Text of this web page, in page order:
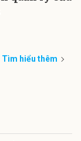
Tìm hiểu thêm